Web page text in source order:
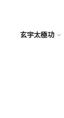
玄宇太極功